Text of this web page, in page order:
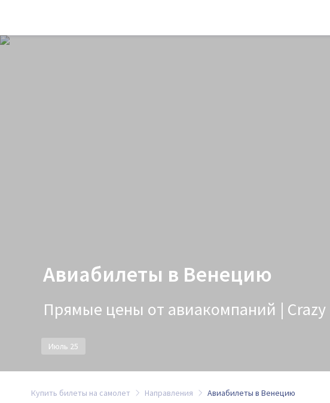
Авиабилеты в Венецию
Прямые цены от авиакомпаний | Crazy
Июль 25
Купить билеты на самолет Направления Авиабилеты в Венецию